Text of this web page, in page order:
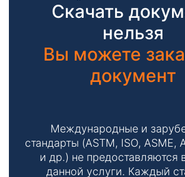
Скачать
нельзя
Вы можете
документ
Международные и
стандарты (ASTM, ISO, ASME,
и др.) не предоставляются
данной услуги. Каждый